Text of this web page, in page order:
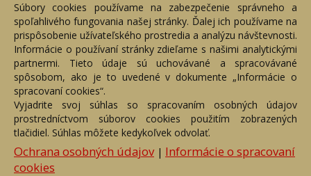
Súbory cookies používame na zabezpečenie správneho a
spoľahlivého fungovania našej stránky. Ďalej ich používame na
prispôsobenie užívateľského prostredia a analýzu návštevnosti.
Informácie o používaní stránky zdieľame s našimi analytickými
partnermi. Tieto údaje sú uchovávané a spracovávané
spôsobom, ako je to uvedené v dokumente „Informácie o
spracovaní cookies“.
Vyjadrite svoj súhlas so spracovaním osobných údajov
prostredníctvom súborov cookies použitím zobrazených
tlačidiel. Súhlas môžete kedykoľvek odvolať.
Ochrana osobných údajov| Informácie o spracovaní
cookies